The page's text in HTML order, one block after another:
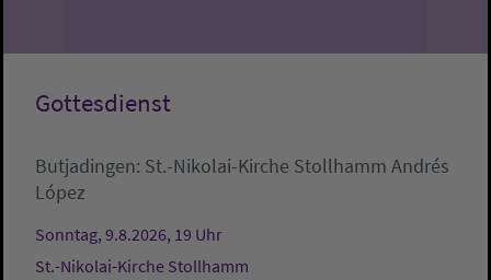
Gottesdienst
Butjadingen: St.-Nikolai-Kirche Stollhamm Andrés
López
Sonntag, 9.8.2026, 19 Uhr
St.-Nikolai-Kirche Stollhamm